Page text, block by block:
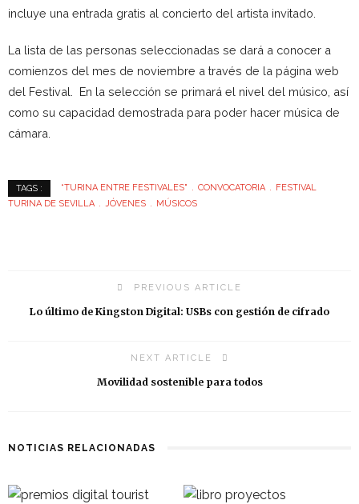
incluye una entrada gratis al concierto del artista invitado.
La lista de las personas seleccionadas se dará a conocer a
comienzos del mes de noviembre a través de la página web
del Festival. En la selección se primará el nivel del músico, así
como su capacidad demostrada para poder hacer música de
cámara.
TAGS : “TURINA ENTRE FESTIVALES" CONVOCATORIA
FESTIVAL
TURINA DE SEVILLA
JÓVENES MÚSICOS
PREVIOUS ARTICLE
Lo último de Kingston Digital: USBs con gestión de cifrado
NEXT ARTICLE
Movilidad sostenible para todos
NOTICIAS RELACIONADAS